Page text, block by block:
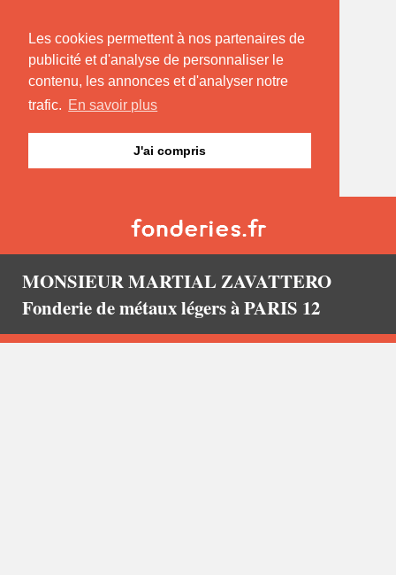
Les cookies permettent à nos partenaires de
publicité et d'analyse de personnaliser le
contenu, les annonces et d'analyser notre
trafic. En savoir plus
J'ai compris
MONSIEUR MARTIAL ZAVATTERO
Fonderie de métaux légers à PARIS 12